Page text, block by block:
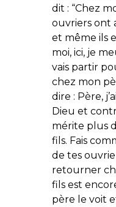
dit : “Chez
ouvriers ont
et même ils
moi, ici, je
vais partir
chez mon
dire : Père,
Dieu et
mérite plus
fils. Fais
de tes
retourner
fils est
père le voit